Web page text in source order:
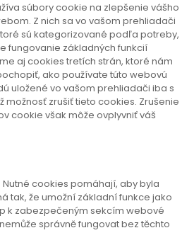
súbory cookie na zlepšenie vášho
Z nich sa vo vašom prehliadači
sú kategorizované podľa potreby,
fungovanie základných funkcií
aj cookies tretích strán, ktoré nám
ako používate túto webovú
uložené vo vašom prehliadači iba s
možnosť zrušiť tieto cookies. Zrušenie
cookie však môže ovplyvniť váš
Nutné cookies pomáhají, aby byla
tak, že umožní základní funkce jako
k zabezpečeným sekcím webové
správně fungovat bez těchto